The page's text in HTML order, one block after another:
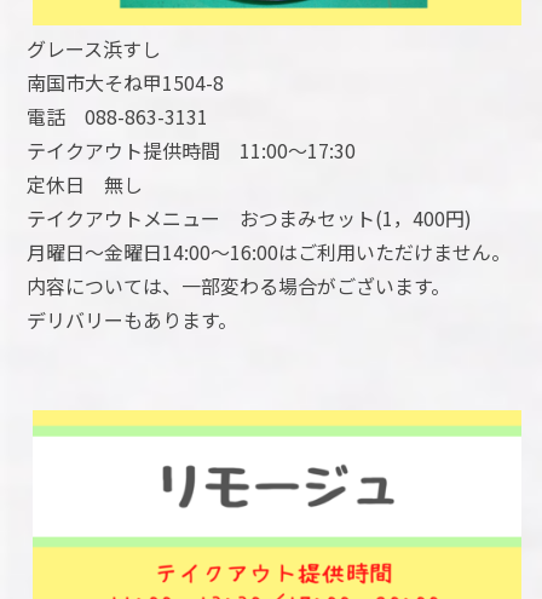
グレース浜すし
南国市大そね甲1504-8
電話 088-863-3131
テイクアウト提供時間 11:00～17:30
定休日 無し
テイクアウトメニュー おつまみセット(1，400円)
月曜日～金曜日14:00～16:00はご利用いただけません。
内容については、一部変わる場合がございます。
デリバリーもあります。